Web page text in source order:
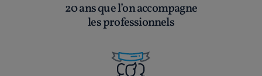
20 ans que l’on accompagne
les professionnels